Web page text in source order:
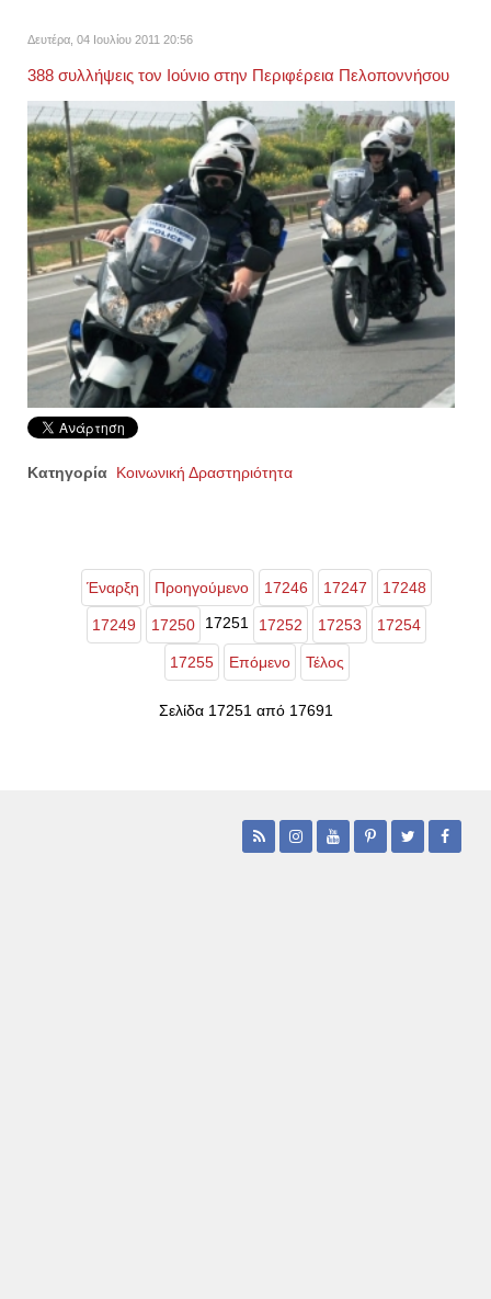
Δευτέρα, 04 Ιουλίου 2011 20:56
388 συλλήψεις τον Ιούνιο στην Περιφέρεια Πελοποννήσου
Κατηγορία Κοινωνική Δραστηριότητα
Έναρξη Προηγούμενο 17246 17247 17248
17249 17250 17251 17252 17253 17254
17255 Επόμενο Τέλος
Σελίδα 17251 από 17691